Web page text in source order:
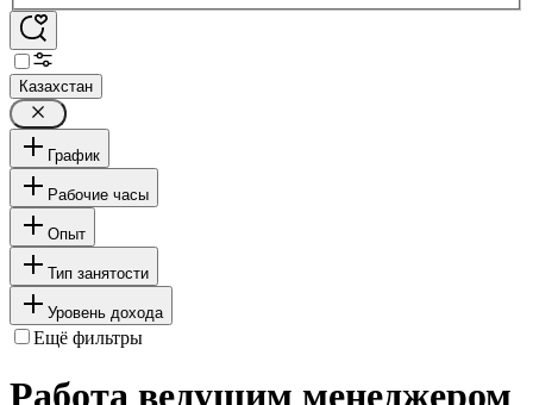
Казахстан
График
Рабочие часы
Опыт
Тип занятости
Уровень дохода
Ещё фильтры
Работа ведущим менеджером